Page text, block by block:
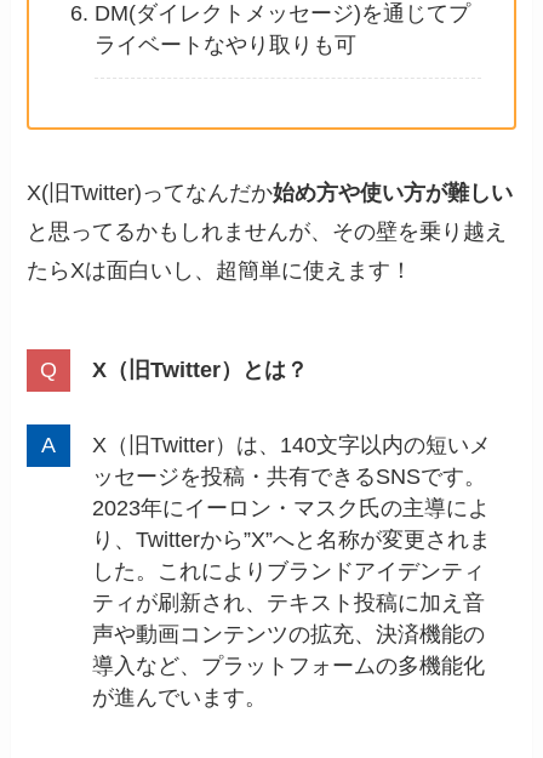
DM(ダイレクトメッセージ)を通じてプ
ライベートなやり取りも可
X(旧Twitter)ってなんだか始め方や使い方が難しい
と思ってるかもしれませんが、その壁を乗り越え
たらXは面白いし、超簡単に使えます！
X（旧Twitter）とは？
X（旧Twitter）は、140文字以内の短いメ
ッセージを投稿・共有できるSNSです。
2023年にイーロン・マスク氏の主導によ
り、Twitterから”X”へと名称が変更されま
した。これによりブランドアイデンティ
ティが刷新され、テキスト投稿に加え音
声や動画コンテンツの拡充、決済機能の
導入など、プラットフォームの多機能化
が進んでいます。